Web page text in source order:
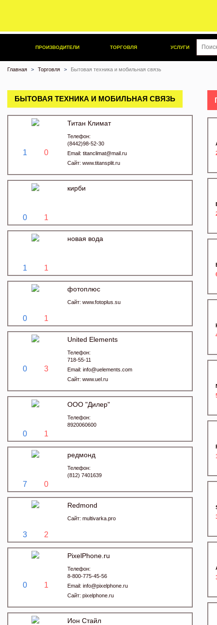
ПРОИЗВОДИТЕЛИ ТОРГОВЛЯ УСЛУГИ
Главная Торговля Бытовая техника и мобильная связь
БЫТОВАЯ ТЕХНИКА И МОБИЛЬНАЯ СВЯЗЬ
1 0
Титан Климат
Телефон:
(8442)98-52-30
Email: titanclimat@mail.ru
Сайт: www.titansplit.ru
0 1
кирби
1 1
новая вода
0 1
фотоплюс
Сайт: www.fotoplus.su
0 3
United Elements
Телефон:
718-55-11
Email: info@uelements.com
Сайт: www.uel.ru
0 1
ООО "Дилер"
Телефон:
8920060600
7 0
редмонд
Телефон:
(812) 7401639
3 2
Redmond
Сайт: multivarka.pro
0 1
PixelPhone.ru
Телефон:
8-800-775-45-56
Email: info@pixelphone.ru
Сайт: pixelphone.ru
Ион Стайл